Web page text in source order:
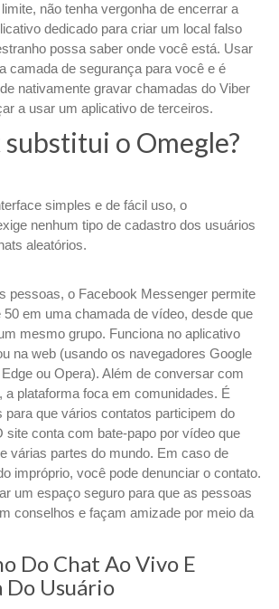
não tenha vergonha de encerrar a
dedicado para criar um local falso
possa saber onde você está. Usar
camada de segurança para você e é
nativamente gravar chamadas do Viber
a usar um aplicativo de terceiros.
o Omegle?
simples e de fácil uso, o
nenhum tipo de cadastro dos usuários
aleatórios.
pessoas, o Facebook Messenger permite
em uma chamada de vídeo, desde que
mesmo grupo. Funciona no aplicativo
na web (usando os navegadores Google
ou Opera). Além de conversar com
a plataforma foca em comunidades. É
para que vários contatos participem do
site conta com bate-papo por vídeo que
várias partes do mundo. Em caso de
impróprio, você pode denunciar o contato.
um espaço seguro para que as pessoas
conselhos e façam amizade por meio da
Do Chat Ao Vivo E
Do Usuário